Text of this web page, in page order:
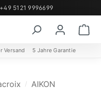
+49 5121 9996699
Versand 5 Jahre Garantie
AIKON